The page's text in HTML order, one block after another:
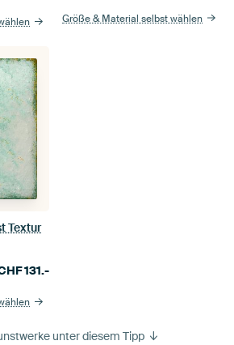
Größe & Material selbst wählen
Textur
131.-
unter diesem Tipp